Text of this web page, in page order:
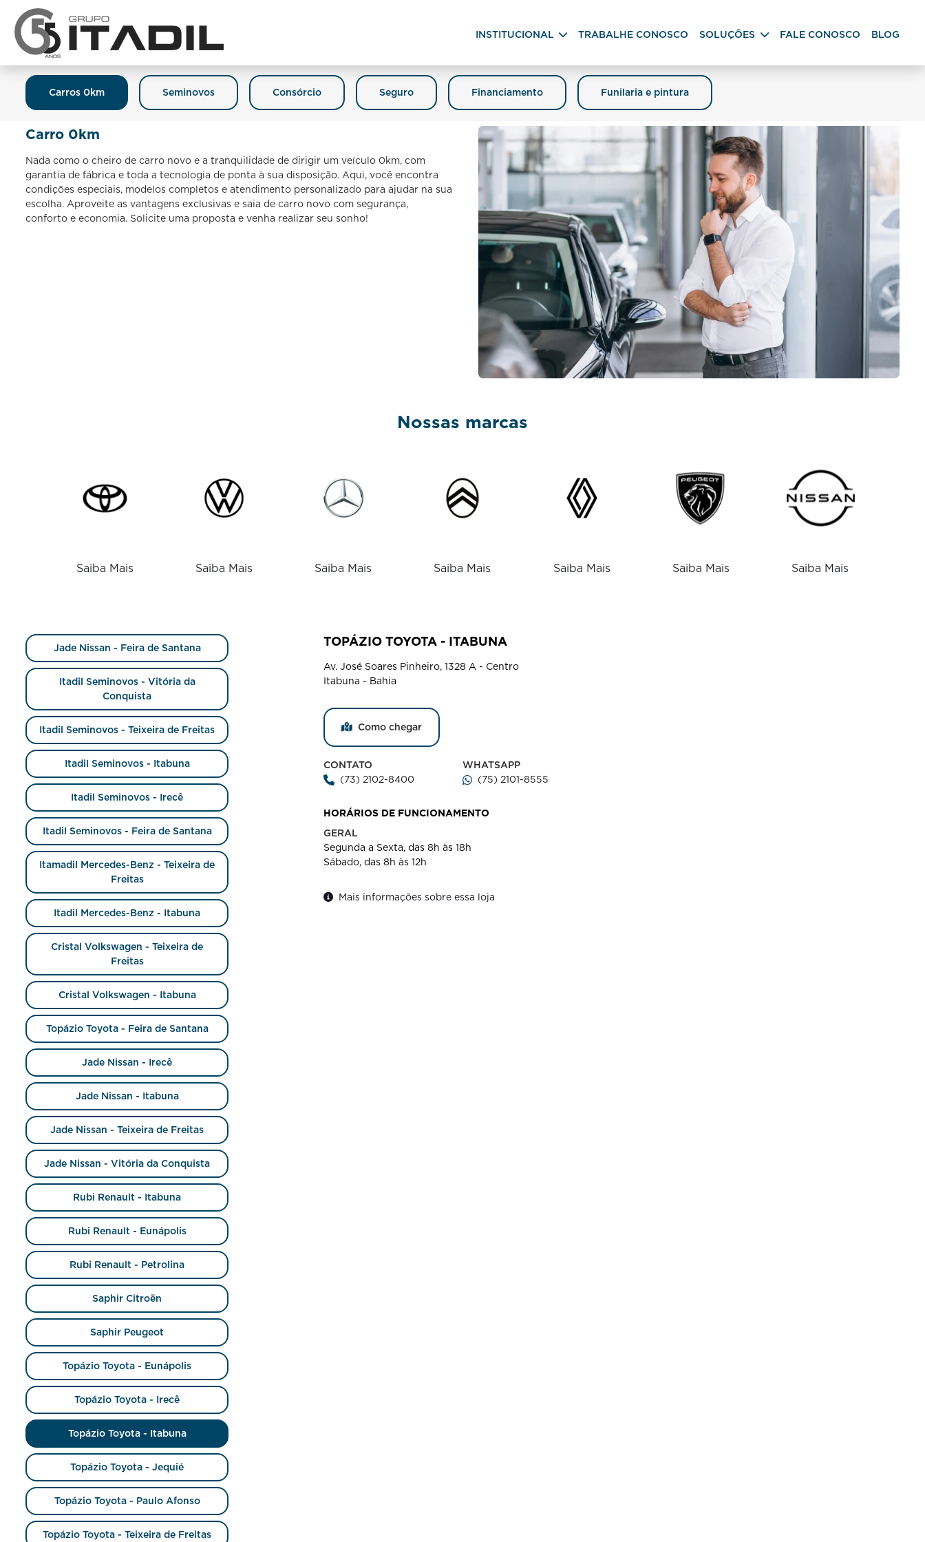
INSTITUCIONAL TRABALHE CONOSCO SOLUÇÕES FALE CONOSCO BLOG
Carros 0km Seminovos Consórcio Seguro Financiamento Funilaria e pintura
Carro 0km
Nada como o cheiro de carro novo e a tranquilidade de dirigir um veículo 0km, com
garantia de fábrica e toda a tecnologia de ponta à sua disposição. Aqui, você encontra
condições especiais, modelos completos e atendimento personalizado para ajudar na sua
escolha. Aproveite as vantagens exclusivas e saia de carro novo com segurança,
conforto e economia. Solicite uma proposta e venha realizar seu sonho!
Nossas marcas
Saiba Mais Saiba Mais Saiba Mais Saiba Mais Saiba Mais Saiba Mais Saiba Mais
Jade Nissan - Feira de Santana
Itadil Seminovos - Vitória da
Conquista
Itadil Seminovos - Teixeira de Freitas
Itadil Seminovos - Itabuna
Itadil Seminovos - Irecê
Itadil Seminovos - Feira de Santana
Itamadil Mercedes-Benz - Teixeira de
Freitas
Itadil Mercedes-Benz - Itabuna
Cristal Volkswagen - Teixeira de
Freitas
Cristal Volkswagen - Itabuna
Topázio Toyota - Feira de Santana
Jade Nissan - Irecê
Jade Nissan - Itabuna
Jade Nissan - Teixeira de Freitas
Jade Nissan - Vitória da Conquista
Rubi Renault - Itabuna
Rubi Renault - Eunápolis
Rubi Renault - Petrolina
Saphir Citroën
Saphir Peugeot
Topázio Toyota - Eunápolis
Topázio Toyota - Irecê
Topázio Toyota - Itabuna
Topázio Toyota - Jequié
Topázio Toyota - Paulo Afonso
Topázio Toyota - Teixeira de Freitas
TOPÁZIO TOYOTA - ITABUNA
Av. José Soares Pinheiro, 1328 A - Centro
Itabuna - Bahia
Como chegar
CONTATO
(73) 2102-8400
WHATSAPP
(75) 2101-8555
HORÁRIOS DE FUNCIONAMENTO
GERAL
Segunda a Sexta, das 8h às 18h
Sábado, das 8h às 12h
Mais informações sobre essa loja